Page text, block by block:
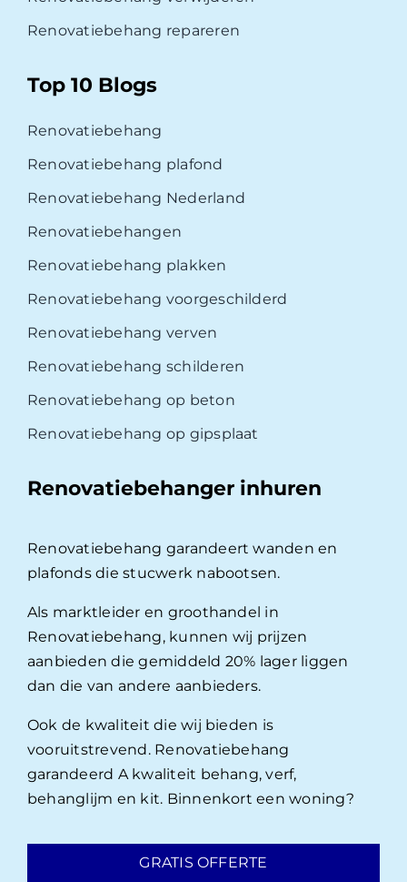
Renovatiebehang repareren
Top 10 Blogs
Renovatiebehang
Renovatiebehang plafond
Renovatiebehang Nederland
Renovatiebehangen
Renovatiebehang plakken
Renovatiebehang voorgeschilderd
Renovatiebehang verven
Renovatiebehang schilderen
Renovatiebehang op beton
Renovatiebehang op gipsplaat
Renovatiebehanger inhuren
Renovatiebehang garandeert wanden en
plafonds die stucwerk nabootsen.
Als marktleider en groothandel in
Renovatiebehang, kunnen wij prijzen
aanbieden die gemiddeld 20% lager liggen
dan die van andere aanbieders.
Ook de kwaliteit die wij bieden is
vooruitstrevend. Renovatiebehang
garandeerd A kwaliteit behang, verf,
behanglijm en kit. Binnenkort een woning?
GRATIS OFFERTE